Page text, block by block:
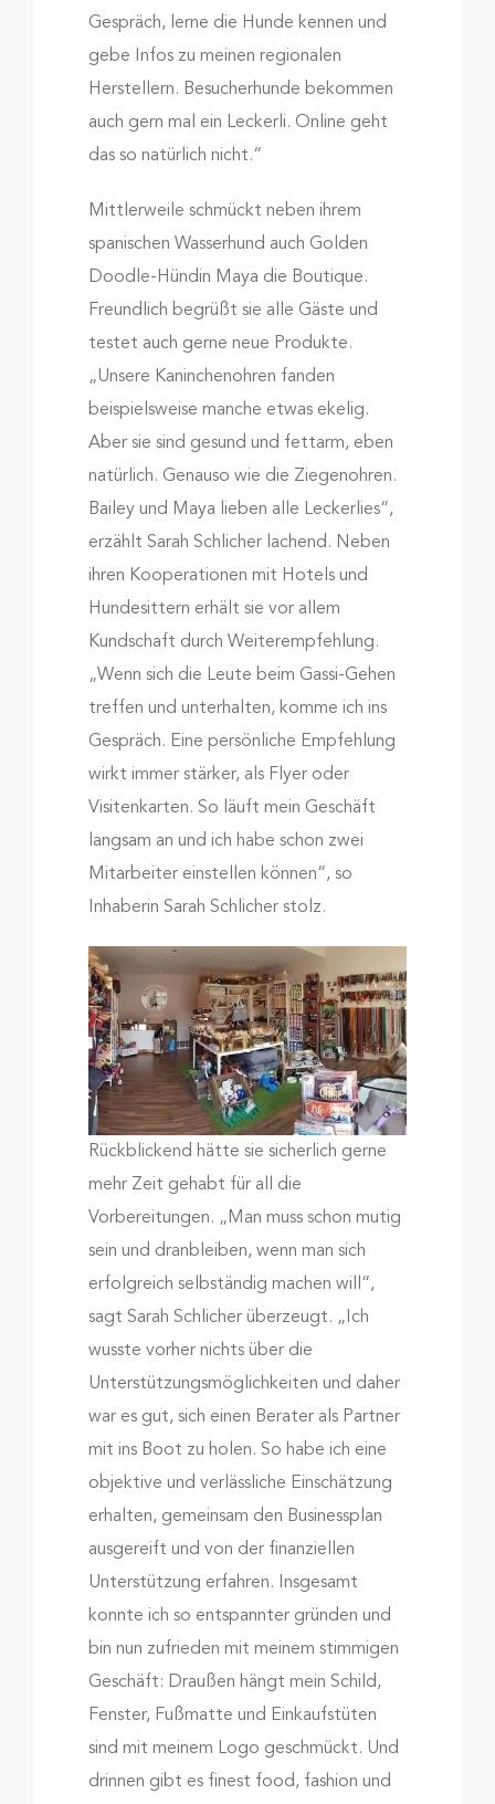
Gespräch, lerne die Hunde kennen und
gebe Infos zu meinen regionalen
Herstellern. Besucherhunde bekommen
auch gern mal ein Leckerli. Online geht
das so natürlich nicht.“
Mittlerweile schmückt neben ihrem
spanischen Wasserhund auch Golden
Doodle-Hündin Maya die Boutique.
Freundlich begrüßt sie alle Gäste und
testet auch gerne neue Produkte.
„Unsere Kaninchenohren fanden
beispielsweise manche etwas ekelig.
Aber sie sind gesund und fettarm, eben
natürlich. Genauso wie die Ziegenohren.
Bailey und Maya lieben alle Leckerlies“,
erzählt Sarah Schlicher lachend. Neben
ihren Kooperationen mit Hotels und
Hundesittern erhält sie vor allem
Kundschaft durch Weiterempfehlung.
„Wenn sich die Leute beim Gassi-Gehen
treffen und unterhalten, komme ich ins
Gespräch. Eine persönliche Empfehlung
wirkt immer stärker, als Flyer oder
Visitenkarten. So läuft mein Geschäft
langsam an und ich habe schon zwei
Mitarbeiter einstellen können“, so
Inhaberin Sarah Schlicher stolz.
Rückblickend hätte sie sicherlich gerne
mehr Zeit gehabt für all die
Vorbereitungen. „Man muss schon mutig
sein und dranbleiben, wenn man sich
erfolgreich selbständig machen will“,
sagt Sarah Schlicher überzeugt. „Ich
wusste vorher nichts über die
Unterstützungsmöglichkeiten und daher
war es gut, sich einen Berater als Partner
mit ins Boot zu holen. So habe ich eine
objektive und verlässliche Einschätzung
erhalten, gemeinsam den Businessplan
ausgereift und von der finanziellen
Unterstützung erfahren. Insgesamt
konnte ich so entspannter gründen und
bin nun zufrieden mit meinem stimmigen
Geschäft: Draußen hängt mein Schild,
Fenster, Fußmatte und Einkaufstüten
sind mit meinem Logo geschmückt. Und
drinnen gibt es finest food, fashion und